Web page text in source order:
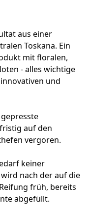
aus einer
Toskana. Ein
mit floralen,
- alles wichtige
und
auf den
vergoren.
keiner
nach der auf die
früh, bereits
abgefüllt.